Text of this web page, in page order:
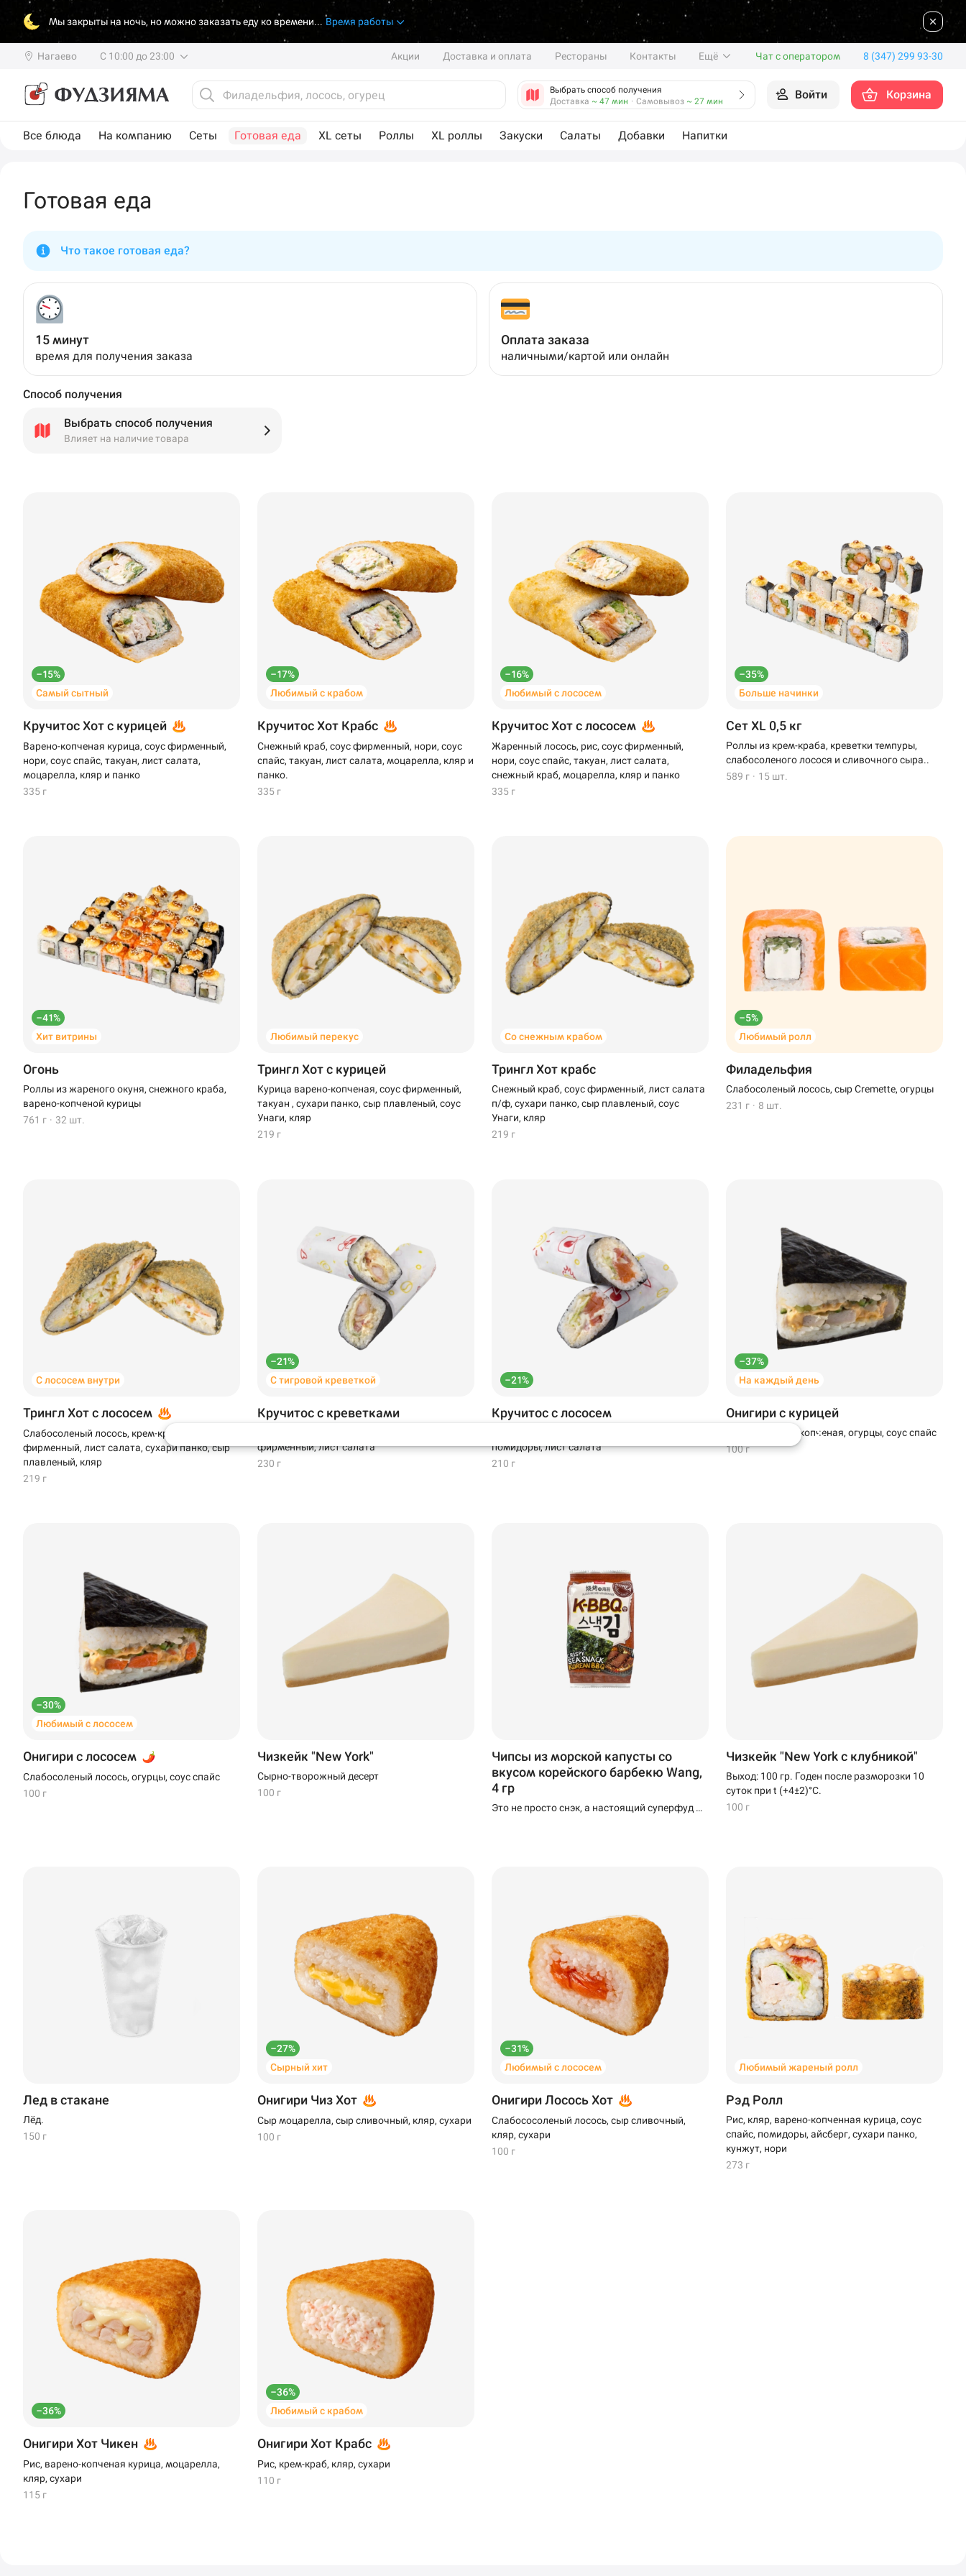
Мы закрыты на ночь, но можно заказать еду ко времени... Время работы
Нагаево С 10:00 до 23:00 Акции Доставка и оплата Рестораны Контакты Ещё Чат с оператором 8 (347) 299 93-30
Выбрать способ получения
Доставка ~ 47 мин · Самовывоз ~ 27 мин Войти Корзина
Все блюда На компанию Сеты Готовая еда XL сеты Роллы XL роллы Закуски Салаты Добавки Напитки
Готовая еда
Что такое готовая еда?
15 минут
время для получения заказа
Оплата заказа
наличными/картой или онлайн
Способ получения
Выбрать способ получения
Влияет на наличие товара
–15%
Самый сытный
Кручитос Хот с курицей
Варено-копченая курица, соус фирменный,
нори, соус спайс, такуан, лист салата,
моцарелла, кляр и панко
335 г
–17%
Любимый с крабом
Кручитос Хот Крабс
Снежный краб, соус фирменный, нори, соус
спайс, такуан, лист салата, моцарелла, кляр и
панко.
335 г
–16%
Любимый с лососем
Кручитос Хот с лососем
Жаренный лосось, рис, соус фирменный,
нори, соус спайс, такуан, лист салата,
снежный краб, моцарелла, кляр и панко
335 г
–35%
Больше начинки
Сет XL 0,5 кг
Роллы из крем-краба, креветки темпуры,
слабосоленого лосося и сливочного сыра..
589 г · 15 шт.
–41%
Хит витрины
Огонь
Роллы из жареного окуня, снежного краба,
варено-копченой курицы
761 г · 32 шт.
Любимый перекус
Трингл Хот с курицей
Курица варено-копченая, соус фирменный,
такуан , сухари панко, сыр плавленый, соус
Унаги, кляр
219 г
Со снежным крабом
Трингл Хот крабс
Снежный краб, соус фирменный, лист салата
п/ф, сухари панко, сыр плавленый, соус
Унаги, кляр
219 г
–5%
Любимый ролл
Филадельфия
Слабосоленый лосось, сыр Cremette, огурцы
231 г · 8 шт.
С лососем внутри
Трингл Хот с лососем
Слабосоленый лосось, крем-краб, соус
фирменный, лист салата, сухари панко, сыр
плавленый, кляр
219 г
–21%
С тигровой креветкой
Кручитос с креветками
фирменный, лист салата
230 г
–21%
Кручитос с лососем
помидоры, лист салата
210 г
–37%
На каждый день
Онигири с курицей
Курица варено-копченая, огурцы, соус спайс
100 г
–30%
Любимый с лососем
Онигири с лососем
Слабосоленый лосось, огурцы, соус спайс
100 г
Чизкейк "New York"
Сырно-творожный десерт
100 г
Чипсы из морской капусты со
вкусом корейского барбекю Wang,
4 гр
Это не просто снэк, а настоящий суперфуд —
Чизкейк "New York с клубникой"
Выход: 100 гр. Годен после разморозки 10
суток при t (+4±2)°C.
100 г
Лед в стакане
Лёд.
150 г
–27%
Сырный хит
Онигири Чиз Хот
Сыр моцарелла, сыр сливочный, кляр, сухари
100 г
–31%
Любимый с лососем
Онигири Лосось Хот
Слабососоленый лосось, сыр сливочный,
кляр, сухари
100 г
Любимый жареный ролл
Рэд Ролл
Рис, кляр, варено-копченная курица, соус
спайс, помидоры, айсберг, сухари панко,
кунжут, нори
273 г
–36%
Онигири Хот Чикен
Рис, варено-копченая курица, моцарелла,
кляр, сухари
115 г
–36%
Любимый с крабом
Онигири Хот Крабс
Рис, крем-краб, кляр, сухари
110 г
Самовывоз
ул. Советская, 26/1 · Ост.
"Нагаево"